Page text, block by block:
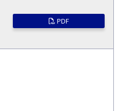
PDF